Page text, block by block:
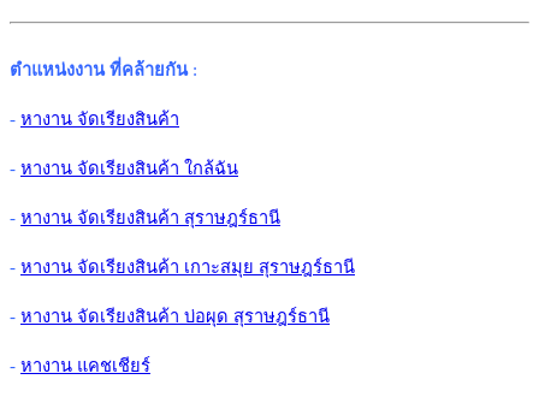
ตำแหน่งงาน ที่คล้ายกัน:
- หางาน จัดเรียงสินค้า
- หางาน จัดเรียงสินค้า ใกล้ฉัน
- หางาน จัดเรียงสินค้า สุราษฎร์ธานี
- หางาน จัดเรียงสินค้า เกาะสมุย สุราษฎร์ธานี
- หางาน จัดเรียงสินค้า บ่อผุด สุราษฎร์ธานี
- หางาน แคชเชียร์